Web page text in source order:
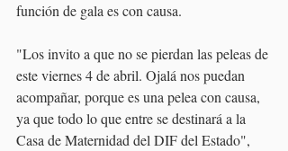
función de gala es con causa.
"Los invito a que no se pierdan las peleas de
este viernes 4 de abril. Ojalá nos puedan
acompañar, porque es una pelea con causa,
ya que todo lo que entre se destinará a la
Casa de Maternidad del DIF del Estado",